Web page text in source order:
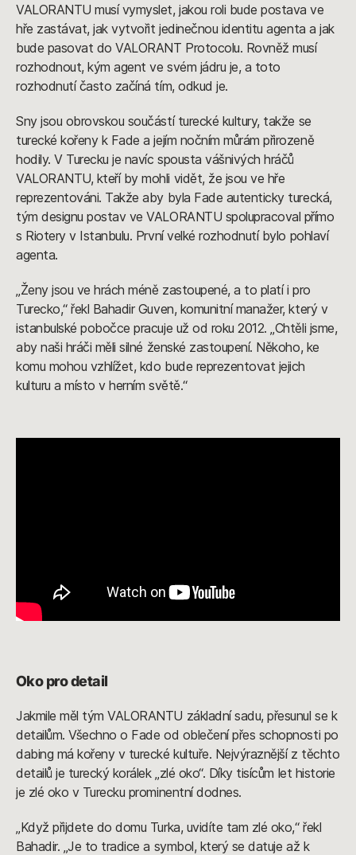
VALORANTU musí vymyslet, jakou roli bude postava ve
hře zastávat, jak vytvořit jedinečnou identitu agenta a jak
bude pasovat do VALORANT Protocolu. Rovněž musí
rozhodnout, kým agent ve svém jádru je, a toto
rozhodnutí často začíná tím, odkud je.
Sny jsou obrovskou součástí turecké kultury, takže se
turecké kořeny k Fade a jejím nočním můrám přirozeně
hodily. V Turecku je navíc spousta vášnivých hráčů
VALORANTU, kteří by mohli vidět, že jsou ve hře
reprezentováni. Takže aby byla Fade autenticky turecká,
tým designu postav ve VALORANTU spolupracoval přímo
s Riotery v Istanbulu. První velké rozhodnutí bylo pohlaví
agenta.
„Ženy jsou ve hrách méně zastoupené, a to platí i pro
Turecko,“ řekl Bahadir Guven, komunitní manažer, který v
istanbulské pobočce pracuje už od roku 2012. „Chtěli jsme,
aby naši hráči měli silné ženské zastoupení. Někoho, ke
komu mohou vzhlížet, kdo bude reprezentovat jejich
kulturu a místo v herním světě.“
Oko pro detail
Jakmile měl tým VALORANTU základní sadu, přesunul se k
detailům. Všechno o Fade od oblečení přes schopnosti po
dabing má kořeny v turecké kultuře. Nejvýraznější z těchto
detailů je turecký korálek „zlé oko“. Díky tisícům let historie
je zlé oko v Turecku prominentní dodnes.
„Když přijdete do domu Turka, uvidíte tam zlé oko,“ řekl
Bahadir. „Je to tradice a symbol, který se datuje až k